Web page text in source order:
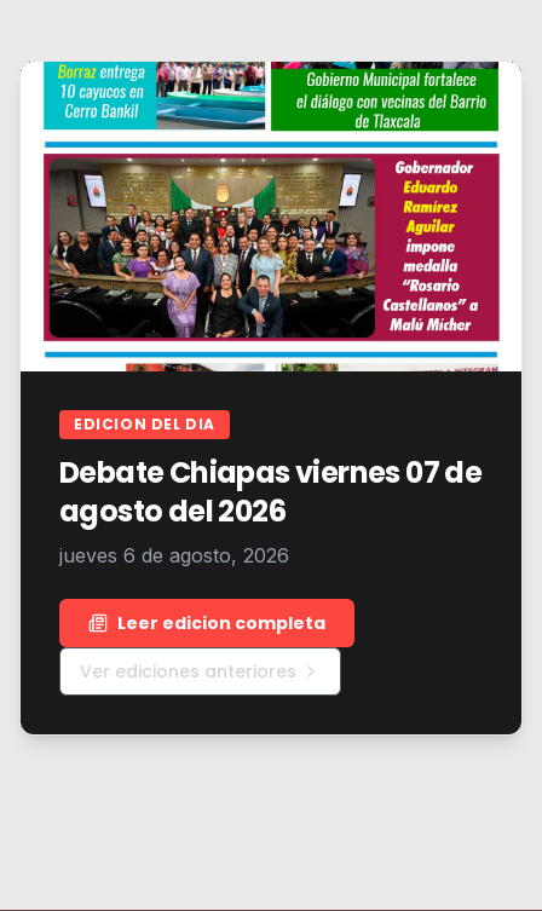
EDICION DEL DIA
Debate Chiapas viernes 07 de
agosto del 2026
jueves 6 de agosto, 2026
Leer edicion completa
Ver ediciones anteriores